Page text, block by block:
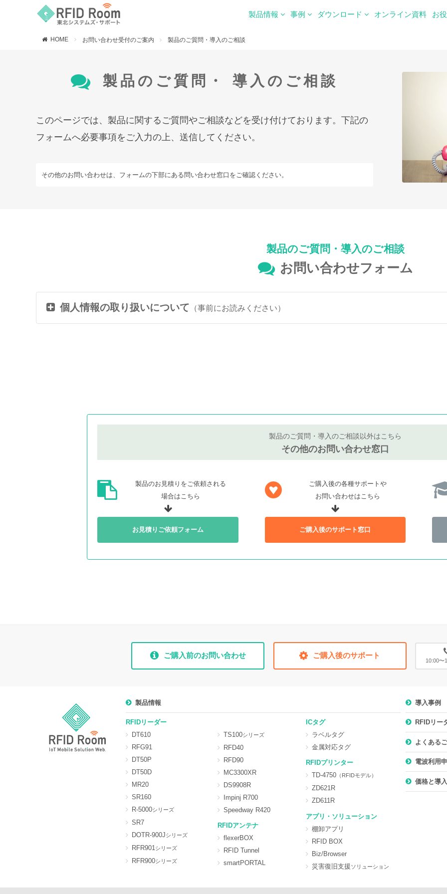
製品情報 事例 ダウンロード オンライン資料 お
HOME お問い合わせ受付のご案内 製品のご質問・導入のご相談
製品のご質問・導入のご相談
このページでは、製品に関するご質問やご相談などを受け付けております。下記の
フォームへ必要事項をご入力の上、送信してください。
その他のお問い合わせは、フォームの下部にある問い合わせ窓口をご確認ください。
製品のご質問・導入のご相談
お問い合わせフォーム
個人情報の取り扱いについて （事前にお読みください）
製品のご質問・導入のご相談以外はこちら
その他のお問い合わせ窓口
製品のお見積りをご依頼される
場合はこちら
お見積りご依頼フォーム
ご購入後の各種サポートや
お問い合わせはこちら
ご購入後のサポート窓口
ご購入前のお問い合わせ ご購入後のサポート
10:00〜
製品情報 導入事例
RFIDリー
よくある
電波利用
価格と導
RFIDリーダー
DT610
RFG91
DT50P
DT50D
MR20
SR160
R-5000シリーズ
SR7
DOTR-900Jシリーズ
RFR901 シリーズ
RFR900シリーズ
TS100シリーズ
RFD40
RFD90
MC3300XR
DS9908R
Impinj R700
Speedway R420
RFIDアンテナ
flexerBOX
RFID Tunnel
smartPORTAL
ICタグ
ラベルタグ
金属対応タグ
RFIDプリンター
TD-4750（RFIDモデル）
ZD621R
ZD611R
アプリ・ソリューション
棚卸アプリ
RFID BOX
Biz/Browser
災害復旧支援ソリューション